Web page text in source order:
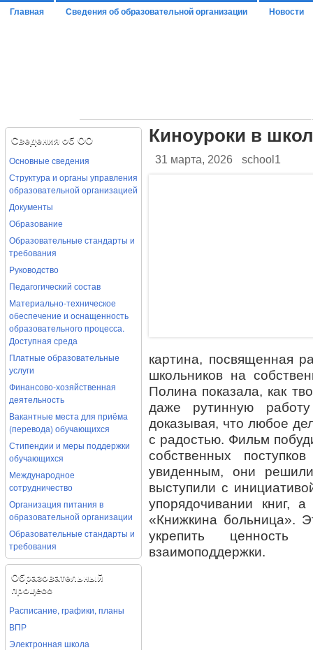
Главная Сведения об образовательной организации Новости
ОТЧЕТ О РЕЗУЛЬТАТАХ САМООБСЛЕДОВАНИЯ
ПРЕДПИСАНИЯ ОРГАНОВ,ОСУЩЕСТВЛЯЮЩИХ
МУНИЦИПАЛЬНОЕ ЗАДАНИЕ
АНКЕТА РУКОВОДИТЕЛЯ ОО
ОБРАЗОВАНИЕ РУКОВОДСТВО
Сведения об ОО
Основные сведения
Структура и органы управления
образовательной организацией
Документы
Образование
Образовательные стандарты и
требования
Руководство
Педагогический состав
Материально-техническое
обеспечение и оснащенность
образовательного процесса.
Доступная среда
Платные образовательные
услуги
Финансово-хозяйственная
деятельность
Вакантные места для приёма
(перевода) обучающихся
Стипендии и меры поддержки
обучающихся
Международное
сотрудничество
Организация питания в
образовательной организации
Образовательные стандарты и
требования
Образовательный
процесс
Расписание, графики, планы
ВПР
Электронная школа
Киноуроки в
31 марта, 2026 school1
картина, посвященная
школьников на
Полина показала, как
даже рутинную
доказывая, что любое
с радостью. Фильм
собственных
увиденным, они
выступили с
упорядочивании книг,
«Книжкина больница».
укрепить ценность
взаимоподдержки.